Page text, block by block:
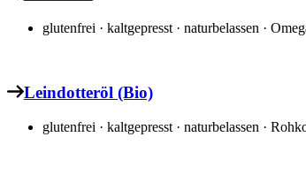
glutenfrei · kaltgepresst · naturbelassen ·
Leindotteröl (Bio)
glutenfrei · kaltgepresst · naturbelassen ·